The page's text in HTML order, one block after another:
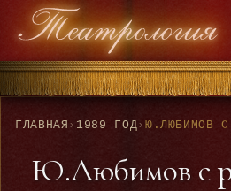
ГЛАВНАЯ › 1989 ГОД›
Ю.Любимов с